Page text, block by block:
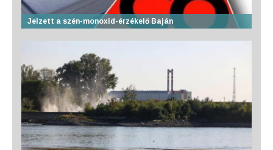
Jelzett a szén-monoxid-érzékelő Baján